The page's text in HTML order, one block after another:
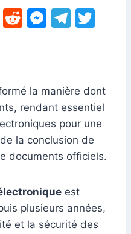
Pi R
t
M
e
n
g
er
T
a
m
la manière dont
rendant essentiel
pour une
la conclusion de
documents officiels.
est
plusieurs années,
et la sécurité des